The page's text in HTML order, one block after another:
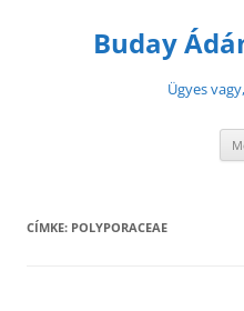
Buday
Ügyes
CÍMKE: POLYPORACEAE